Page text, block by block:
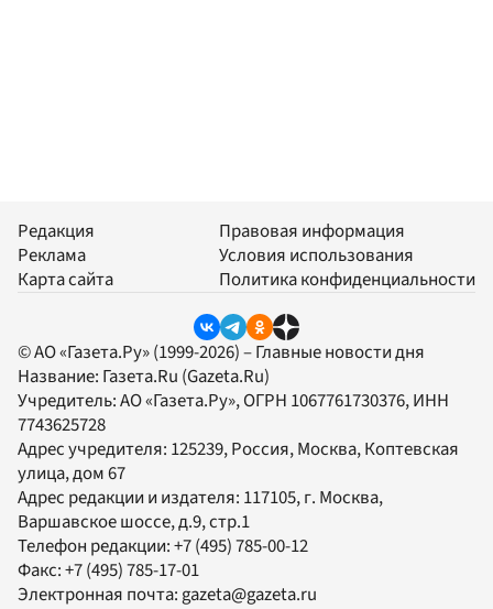
Редакция
Реклама
Карта сайта
Правовая информация
Условия использования
Политика конфиденциальности
© АО «Газета.Ру» (1999-2026) – Главные новости дня
Название: Газета.Ru (Gazeta.Ru)
Учредитель:АО «Газета.Ру», ОГРН 1067761730376, ИНН
7743625728
Адрес учредителя: 125239, Россия, Москва, Коптевская
улица, дом 67
Адрес редакции и издателя: 117105, г. Москва,
Варшавское шоссе, д.9, стр.1
Телефон редакции:+7 (495) 785-00-12
Факс:+7 (495) 785-17-01
Электронная почта: gazeta@gazeta.ru